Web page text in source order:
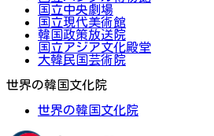
国立中央劇場
国立現代美術館
韓国政策放送院
国立アジア文化殿堂
大韓民国芸術院
世界の韓国文化院
世界の韓国文化院